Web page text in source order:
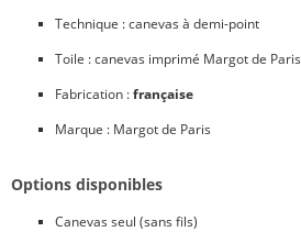
Technique : canevas à demi-point
Toile : canevas imprimé Margot de Paris
Fabrication :française
Marque : Margot de Paris
Options disponibles
Canevas seul (sans fils)